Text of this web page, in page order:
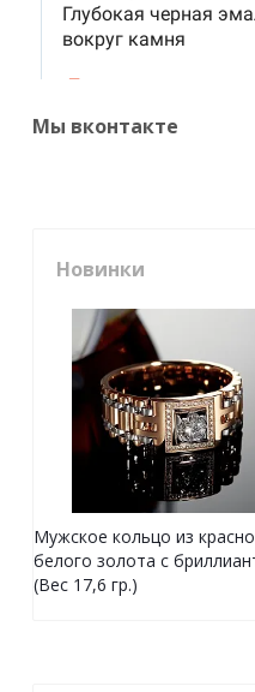
Мы вконтакте
Новинки
Мужское кольцо из
белого золота с
(Вес 17,6 гр.)